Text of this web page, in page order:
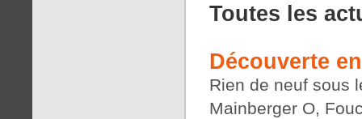
Toutes les
Découverte
Rien de neuf sous
Mainberger O,